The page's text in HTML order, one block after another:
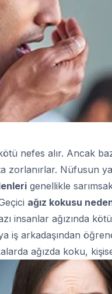
nefes alır. Ancak
zorlanırlar. Nüfusun
genellikle
ağız kokusu
insanlar ağızında
iş arkadaşından
ağızda koku,